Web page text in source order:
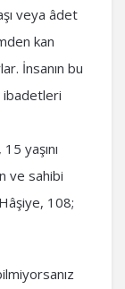
veya âdet
kan
İnsanın bu
ibadetleri
yaşını
ve sahibi
108;